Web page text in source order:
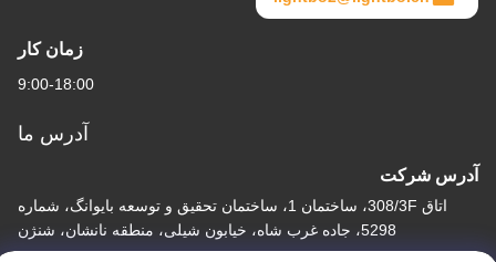
زمان کار
9:00-18:00
آدرس ما
آدرس شرکت
اتاق 308/3F، ساختمان 1، ساختمان تحقیق و توسعه بایوانگ، شماره
5298، جاده غرب شاه، خیابون شیلی، منطقه نانشان، شنژن